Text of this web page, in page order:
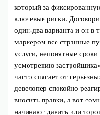
который за
ключевые риски.
один‑два варианта и он в
маркером все странные
услуги, непонятные
усмотрению
часто спасает от
девелопер спокойно
вносить правки, а вот
начинают давить или